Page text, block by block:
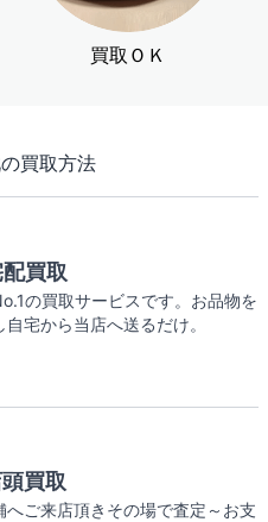
買取ＯＫ
買取方法
買取
の買取サービスです。お品物を
自宅から当店へ送るだけ。
買取
へご来店頂きその場で査定～お支